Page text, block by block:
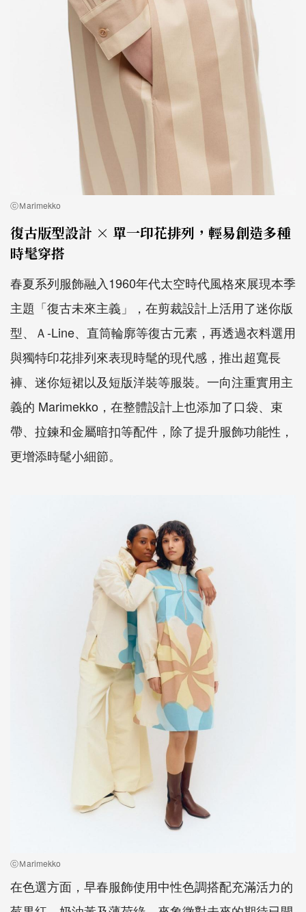
ⓒＭarimekko
復古版型設計 × 單一印花排列，輕易創造多種
時髦穿搭
春夏系列服飾融入1960年代太空時代風格來展現本季
主題「復古未來主義」，在剪裁設計上活用了迷你版
型、Ａ-Line、直筒輪廓等復古元素，再透過衣料選用
與獨特印花排列來表現時髦的現代感，推出超寬長
褲、迷你短裙以及短版洋裝等服裝。一向注重實用主
義的 Marimekko，在整體設計上也添加了口袋、束
帶、拉鍊和金屬暗扣等配件，除了提升服飾功能性，
更增添時髦小細節。
ⓒＭarimekko
在色選方面，早春服飾使用中性色調搭配充滿活力的